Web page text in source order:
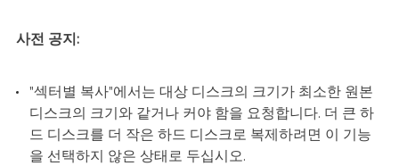
사전 공지:
"섹터별 복사"에서는 대상 디스크의 크기가 최소한 원본
디스크의 크기와 같거나 커야 함을 요청합니다. 더 큰 하
드 디스크를 더 작은 하드 디스크로 복제하려면 이 기능
을 선택하지 않은 상태로 두십시오.